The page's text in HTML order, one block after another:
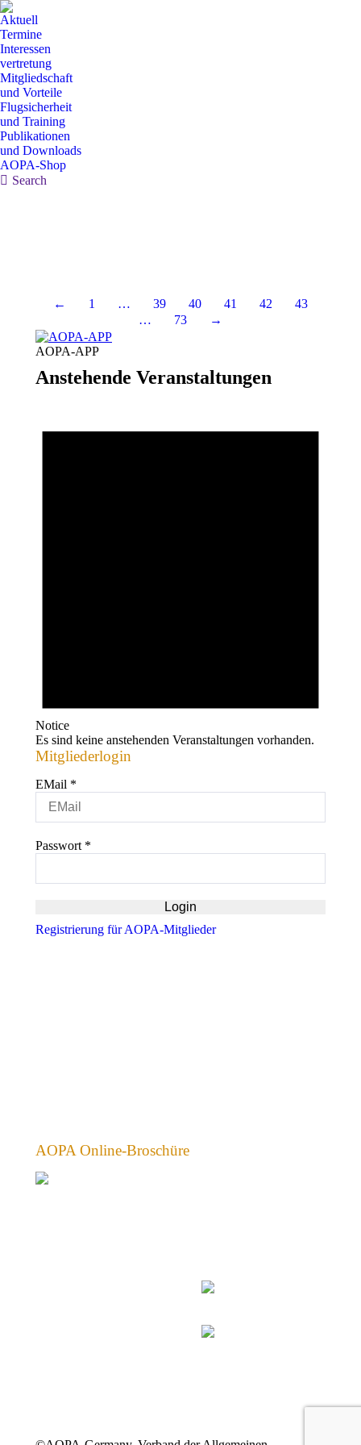
Aktuell
Termine
Interessen
vertretung
Mitgliedschaft
und Vorteile
Flugsicherheit
und Training
Publikationen
und Downloads
AOPA-Shop
Search:
Search
← 1 … 39 40 41 42
43
…
73 →
AOPA-APP
Anstehende Veranstaltungen
Notice
Es sind keine anstehenden Veranstaltungen vorhanden.
Mitgliederlogin
EMail *
Passwort *
Registrierung für AOPA-Mitglieder
AOPA Online-Broschüre